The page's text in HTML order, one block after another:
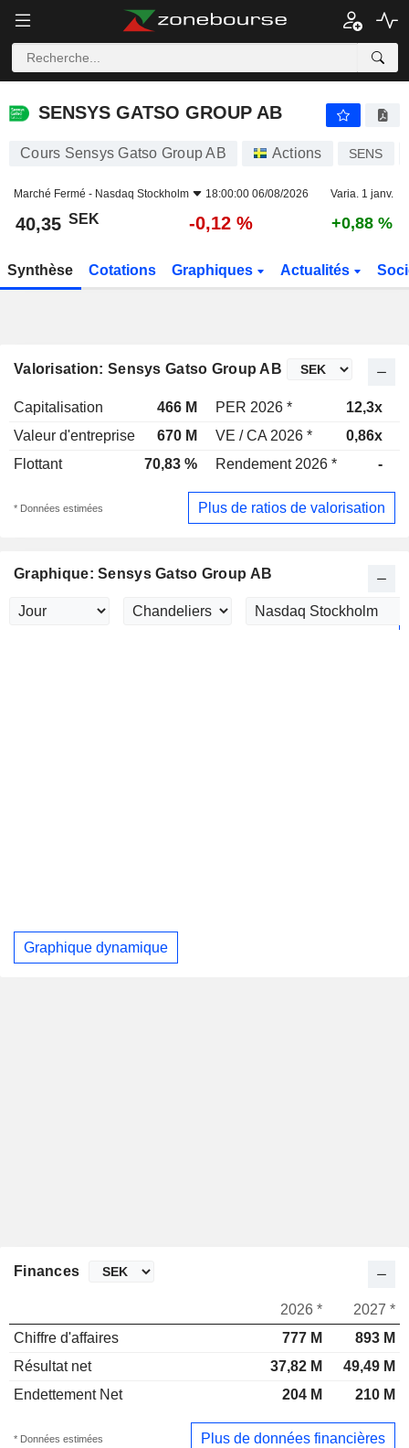
SENSYS GATSO GROUP AB
SENSYS GATSO GROUP AB
Cours Sensys Gatso Group AB Actions SENS
Marché Fermé - Nasdaq Stockholm 18:00:00 06/08/2026 Varia. 1 janv.
40,35 SEK -0,12 % +0,88 %
Synthèse Cotations Graphiques Actualités
Valorisation: Sensys Gatso Group AB
Capitalisation 466 M PER 2026 * 12,3x
Valeur d'entreprise
670 M VE / CA 2026 * 0,86x
Flottant
70,83 % Rendement 2026 * -
* Données estimées Plus de ratios de valorisation
Graphique: Sensys Gatso Group AB
Graphique dynamique
Finances
2026 *
2027 *
Chiffre d'affaires
777 M
893 M
Résultat net
37,82 M
49,49 M
Endettement Net
204 M 210 M
* Données estimées Plus de données financières